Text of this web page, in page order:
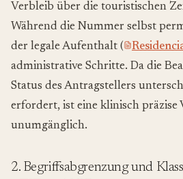
Verbleib über die touristischen
Während die Nummer selbst
der legale Aufenthalt (
administrative Schritte. Da die
Status des Antragstellers
erfordert, ist eine klinisch präzise
unumgänglich.
2. Begriffsabgrenzung und